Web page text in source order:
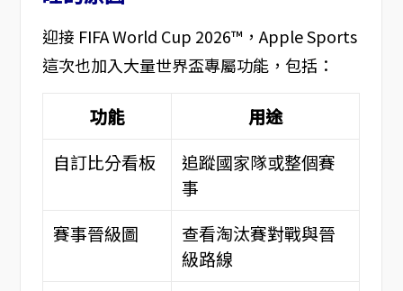
迎接 FIFA World Cup 2026™，Apple Sports
這次也加入大量世界盃專屬功能，包括：
功能
用途
自訂比分看板
追蹤國家隊或整個賽
事
賽事晉級圖
查看淘汰賽對戰與晉
級路線